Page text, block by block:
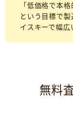
「低価格で本
という目標で
イスキーで幅広
無料